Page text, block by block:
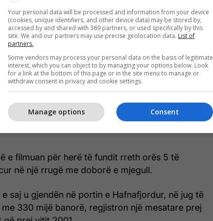
rralla, policia patrullon në rrugë e paarmatosur,
Brjansdottir u gjend e vdekur në një plazh në
më shumë se 725 vullnetarë morën pjesë në
shpëtimin më të madh në historinë e
vendase.
u vunë në kërkim në det që prej datës 14
një natë pasi po pinte në një nga lokalet e
e filmuan për herë të fundit rreth orës 5 të
në një rrugë me doborë e mjegull.
saj u gjendën në portin e Hafnafjordur, në jug të
me 330 mijë banorë, regjistron një mesatare prej
Your personal data will be processed and information from your device
(cookies, unique identifiers, and other device data) may be stored by,
accessed by and shared with 369 partners, or used specifically by this
site. We and our partners may use precise geolocation data. List of
partners.
Some vendors may process your personal data on the basis of legitimate
interest, which you can object to by managing your options below. Look
for a link at the bottom of this page or in the site menu to manage or
withdraw consent in privacy and cookie settings.
Consent
Manage options